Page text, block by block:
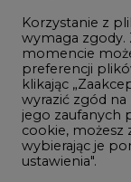
Innowacje i AI
Handel
Wodór
Górnictwo
Korzystanie z
wymaga zgody.
momencie
preferencji
klikając
wyrazić zgód
jego zaufanych
cookie, możesz
wybierając je
ustawienia".